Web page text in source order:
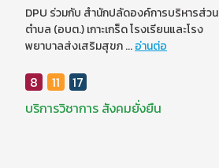
DPU ร่วมกับ สำนักปลัดองค์การบริหารส่วน
ตำบล (อบต.) เกาะเกร็ด โรงเรียนและโรง
พยาบาลส่งเสริมสุขภ...อ่านต่อ
8 11
17
บริการวิชาการ สังคมยั่งยืน